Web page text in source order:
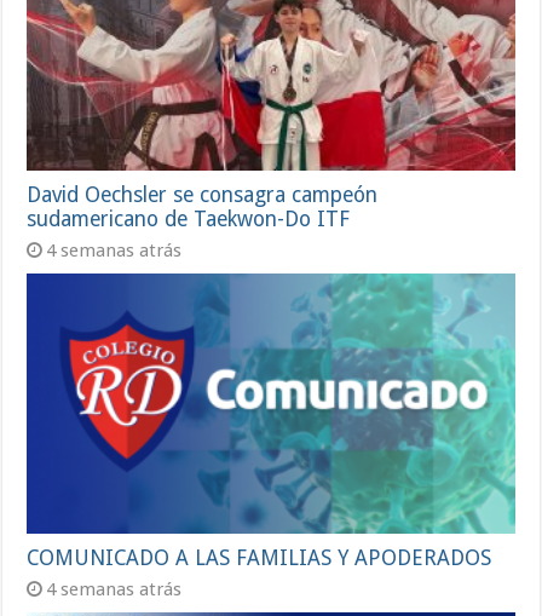
David Oechsler se consagra campeón
sudamericano de Taekwon-Do ITF
4 semanas atrás
COMUNICADO A LAS FAMILIAS Y APODERADOS
4 semanas atrás